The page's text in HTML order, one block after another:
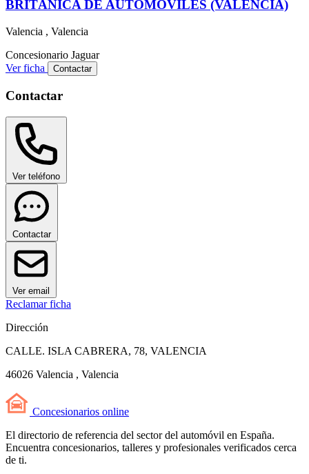
BRITÁNICA DE AUTOMÓVILES (VALENCIA)
Valencia , Valencia
Concesionario Jaguar
Ver ficha
Contactar
Contactar
Ver teléfono
Contactar
Ver email
Reclamar ficha
Dirección
CALLE. ISLA CABRERA, 78, VALENCIA
46026 Valencia , Valencia
Concesionarios online
El directorio de referencia del sector del automóvil en España.
Encuentra concesionarios, talleres y profesionales verificados cerca
de ti.